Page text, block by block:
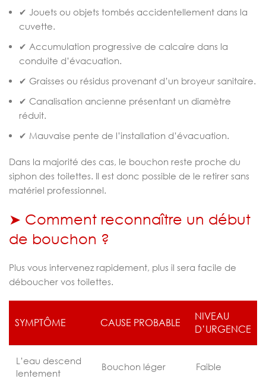
✔ Jouets ou objets tombés accidentellement dans la
cuvette.
✔ Accumulation progressive de calcaire dans la
conduite d’évacuation.
✔ Graisses ou résidus provenant d’un broyeur sanitaire.
✔ Canalisation ancienne présentant un diamètre
réduit.
✔ Mauvaise pente de l’installation d’évacuation.
Dans la majorité des cas, le bouchon reste proche du
siphon des toilettes. Il est donc possible de le retirer sans
matériel professionnel.
➤ Comment reconnaître un début
de bouchon ?
Plus vous intervenez rapidement, plus il sera facile de
déboucher vos toilettes.
SYMPTÔME CAUSE PROBABLE
NIVEAU
D’URGENCE
L’eau descend
lentement
Bouchon léger Faible